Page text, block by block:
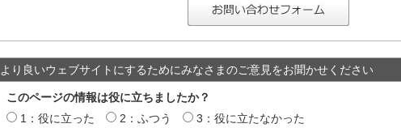
より良いウェブサイトにするためにみなさまのご意見をお聞かせください
このページの情報は役に立ちましたか？
1：役に立った
2：ふつう 3：役に立たなかった